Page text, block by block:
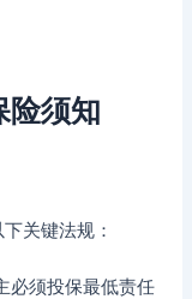
险须知
关键法规：
必须投保最低责任